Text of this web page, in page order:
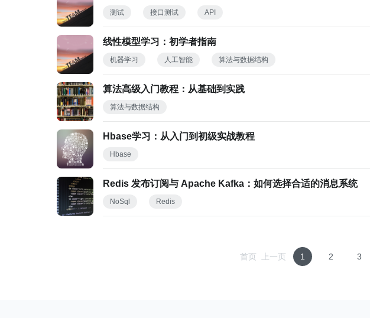
测试 接口测试 API
线性模型学习：初学者指南
机器学习 人工智能 算法与数据结构
算法高级入门教程：从基础到实践
算法与数据结构
Hbase学习：从入门到初级实战教程
Hbase
Redis 发布订阅与 Apache Kafka：如何选择合适的消息系统
NoSql Redis
首页 上一页 1 2 3